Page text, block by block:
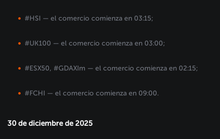
#HSI — el comercio comienza en 03:15;
#UK100 — el comercio comienza en 03:00;
#ESX50, #GDAXIm — el comercio comienza en 02:15;
#FCHI — el comercio comienza en 09:00.
30 de diciembre de 2025